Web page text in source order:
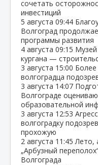
сочетать
инвестиций
5 августа 09:44
Волгоград
программы развития
4 августа 09:15
кургана —
3 августа 15:00 Более
волгоградца
3 августа 14:07
Волгограде
образовательной
3 августа 12:53
волгоградку
прохожую
2 августа 11:45 Лето,
„Арбузный
Волгограда